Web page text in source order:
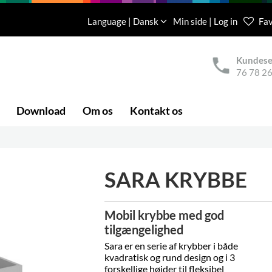
Language | Dansk Min side | Log in
76 78
Download Om os Kontakt os
SARA KRYBBE
Mobil krybbe med god
tilgængelighed
Sara er en serie af krybber i både
kvadratisk og rund design og i 3
forskellige højder til fleksibel